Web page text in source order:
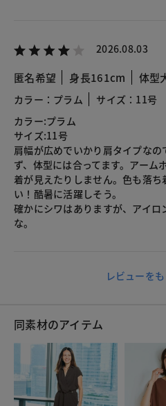
2026.08.03
匿名希望 身長161cm 体型
カラー：プラム
サイズ：11号
カラー:プラム
サイズ:11号
肩幅が広めでいかり肩タイプなの
ず、体型には合ってます。アーム
着が見えたりしません。色も落
い！酷暑に活躍しそう。
確かにシワはありますが、アイ
な。
レビューを
同素材のアイテム